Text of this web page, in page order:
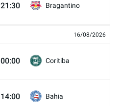
21:30 Bragantino
16/08/2026
00:00 Coritiba
14:00 Bahia